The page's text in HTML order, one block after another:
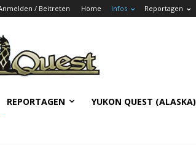
/ Beitreten Home Infos Reportagen
REPORTAGEN YUKON QUEST (ALASKA)